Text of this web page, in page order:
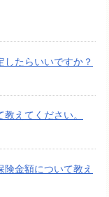
したらいいですか？
えてください。
金額について教え